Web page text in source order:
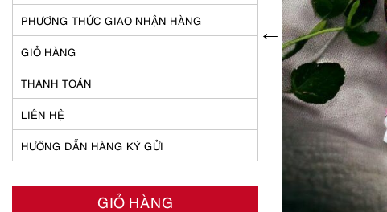
PHƯƠNG THỨC GIAO NHẬN HÀNG
GIỎ HÀNG
THANH TOÁN
LIÊN HỆ
HƯỚNG DẪN HÀNG KÝ GỬI
GIỎ HÀNG